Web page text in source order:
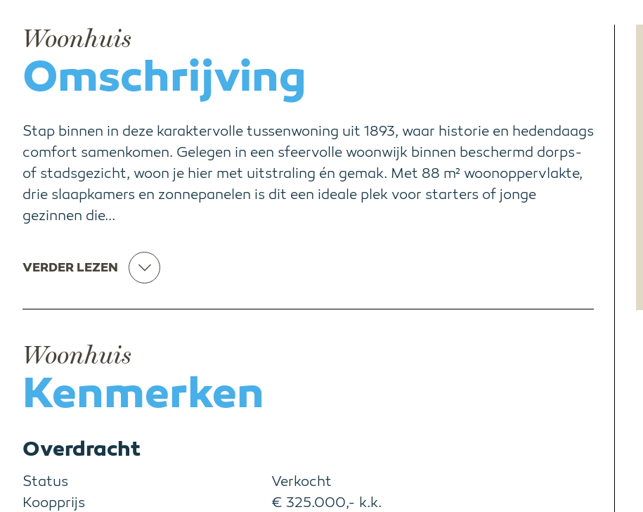
Woonhuis
Omschrijving
Stap binnen in deze karaktervolle tussenwoning uit 1893, waar historie en hedendaags
comfort samenkomen. Gelegen in een sfeervolle woonwijk binnen beschermd dorps-
of stadsgezicht, woon je hier met uitstraling én gemak. Met 88 m² woonoppervlakte,
drie slaapkamers en zonnepanelen is dit een ideale plek voor starters of jonge
gezinnen die...
VERDER LEZEN
Woonhuis
Kenmerken
Overdracht
Status
Verkocht
Koopprijs
€ 325.000,- k.k.